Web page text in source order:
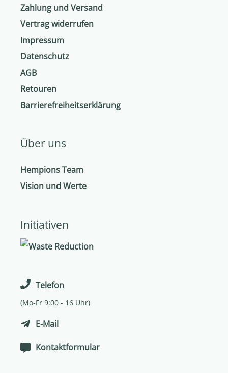
Zahlung und Versand
Vertrag widerrufen
Impressum
Datenschutz
AGB
Retouren
Barrierefreiheitserklärung
Über uns
Hempions Team
Vision und Werte
Initiativen
Telefon
(Mo-Fr 9:00 - 16 Uhr)
E-Mail
Kontaktformular